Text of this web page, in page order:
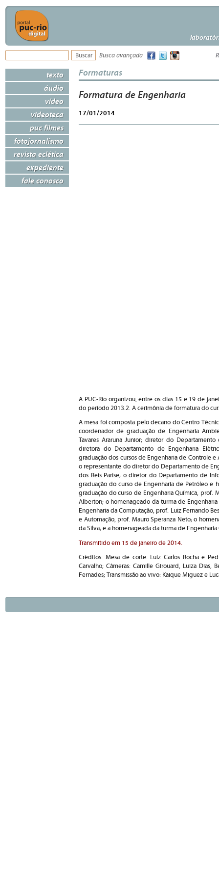
Busca avançada
texto
áudio
vídeo
videoteca
puc filmes
fotojornalismo
revista eclética
expediente
fale conosco
Formaturas
Formatura de Engenharia
17/01/2014
A PUC-Rio organizou, entre os dias 15 e 19 de
do período 2013.2. A cerimônia de formatura do
A mesa foi composta pelo decano do Centro
coordenador de graduação de Engenharia
Tavares Araruna Junior; diretor do
diretora do Departamento de Engenharia
graduação dos cursos de Engenharia de Controle
o representante do diretor do Departamento de
dos Reis Parise; o diretor do Departamento de
graduação do curso de Engenharia de Petróleo e
graduação do curso de Engenharia Química, prof.
Alberton; o homenageado da turma de
Engenharia da Computação, prof. Luiz Fernando
e Automação, prof. Mauro Speranza Neto; o
da Silva; e a homenageada da turma de
Transmitido em 15 de janeiro de 2014.
Créditos: Mesa de corte: Luiz Carlos Rocha e
Carvalho; Câmeras:Camille Girouard, Luiza Dias,
Fernades; Transmissão ao vivo: Kaique Miguez e